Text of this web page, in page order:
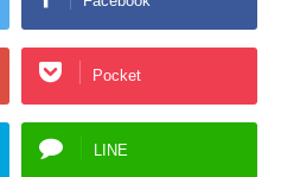
Pocket
LINE